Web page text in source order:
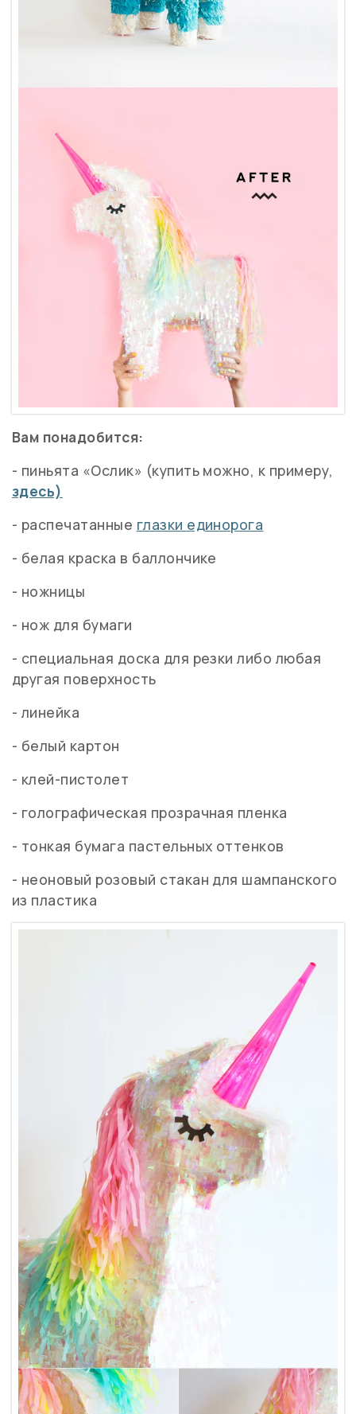
Вам понадобится:
- пиньята «Ослик» (купить можно, к примеру,
здесь)
- распечатанные глазки единорога
- белая краска в баллончике
- ножницы
- нож для бумаги
- специальная доска для резки либо любая
другая поверхность
- линейка
- белый картон
- клей-пистолет
- голографическая прозрачная пленка
- тонкая бумага пастельных оттенков
- неоновый розовый стакан для шампанского
из пластика